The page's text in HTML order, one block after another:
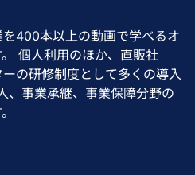
400本以上の動画で学べるオ
個人利用のほか、直販社
の研修制度として多くの導入
、事業承継、事業保障分野の